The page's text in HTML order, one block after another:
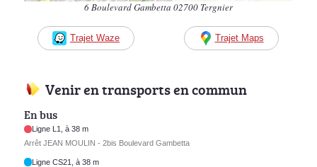
6 Boulevard Gambetta 02700 Tergnier
Trajet Waze Trajet Maps
Venir en transports en commun
En bus
Ligne L1, à 38 m
Arrêt JEAN MOULIN - 2bis Boulevard Gambetta
Ligne CS21, à 38 m